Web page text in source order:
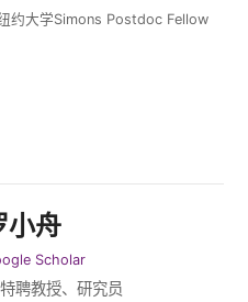
约大学Simons Postdoc Fellow
小舟
Scholar
特聘教授、研究员